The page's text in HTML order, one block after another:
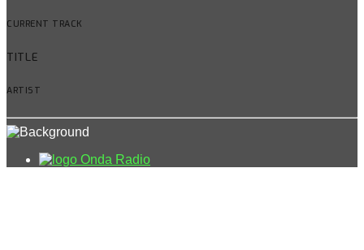
CURRENT TRACK
TITLE
ARTIST
Onda Radio